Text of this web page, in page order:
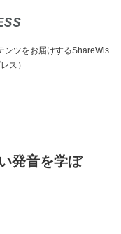
ンツをお届けするShareWis
ス）
発音を学ぼ